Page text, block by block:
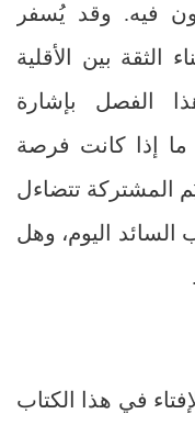
فيه. وقد يُسفر
بين الأقلية
الفصل بإشارة
ما إذا كانت فرصة
المشتركة تتضاءل
اليوم، وهل
في هذا الكتاب